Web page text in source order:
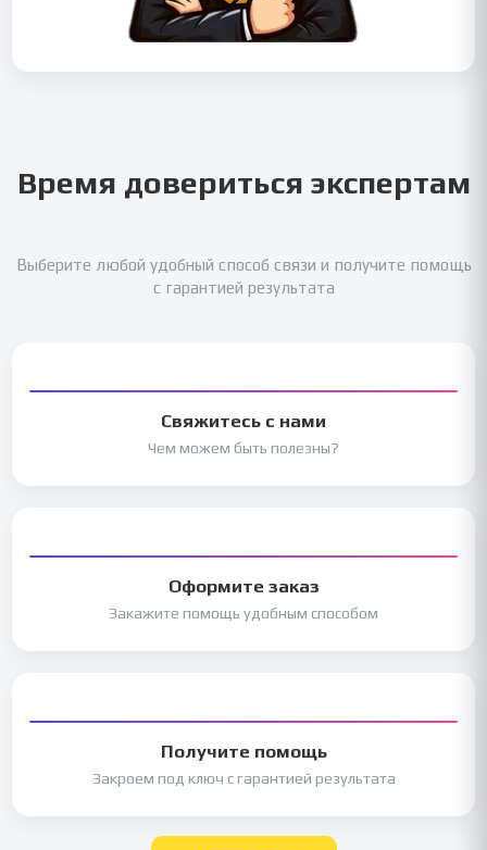
Время довериться экспертам
Выберите любой удобный способ связи и получите помощь
с гарантией результата
Свяжитесь с нами
Чем можем быть полезны?
Оформите заказ
Закажите помощь удобным способом
Получите помощь
Закроем под ключ с гарантией результата